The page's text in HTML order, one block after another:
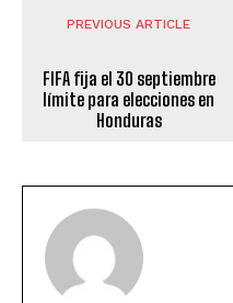
PREVIOUS ARTICLE
FIFA fija el 30 septiembre
límite para elecciones en
Honduras